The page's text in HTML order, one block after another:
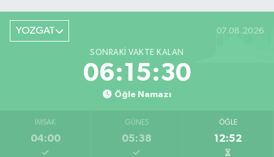
YOZGAT 07.08.2026
SONRAKI VAKTE KALAN
06:15:30
Öğle Namazı
İMSAK
04:00
GÜNEŞ
05:38
ÖĞLE
12:52